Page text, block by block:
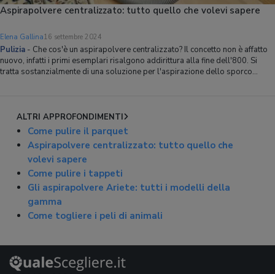
Aspirapolvere centralizzato: tutto quello che volevi sapere
Elena Gallina16 settembre 2024
Pulizia - Che cos'è un aspirapolvere centralizzato? Il concetto non è affatto
nuovo, infatti i primi esemplari risalgono addirittura alla fine dell'800. Si
tratta sostanzialmente di una soluzione per l'aspirazione dello sporco
ALTRI APPROFONDIMENTI
Come pulire il parquet
Aspirapolvere centralizzato: tutto quello che
volevi sapere
Come pulire i tappeti
Gli aspirapolvere Ariete: tutti i modelli della
gamma
Come togliere i peli di animali